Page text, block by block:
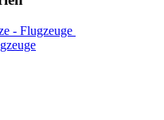
- Flugzeuge